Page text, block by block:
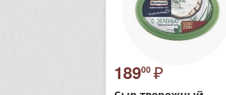
18900 ₽